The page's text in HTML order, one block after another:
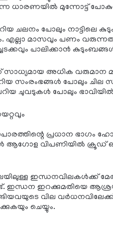
ധാരണയിൽ മുന്നോട്ട്
ചലനം പോലും നാട്ടിലെ
എല്ലാ മാസവും പണം
പാലിക്കാൻ
അധിക വരുമാന
സംരംഭങ്ങൾ പോലും ചില
ചുവടുകൾ പോലും
പ്രധാന ഭാഗം
ആഗോള വിപണിയിൽ ക്രൂഡ്
ഇന്ധനവിലകൾക്ക്
ഇന്ധന ഇറക്കുമതിയെ
വില
ചെയ്യും.